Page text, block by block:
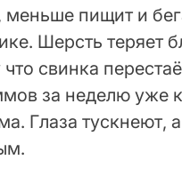
меньше пищит и
Шерсть теряет
свинка
за неделю уже
Глаза тускнеют,